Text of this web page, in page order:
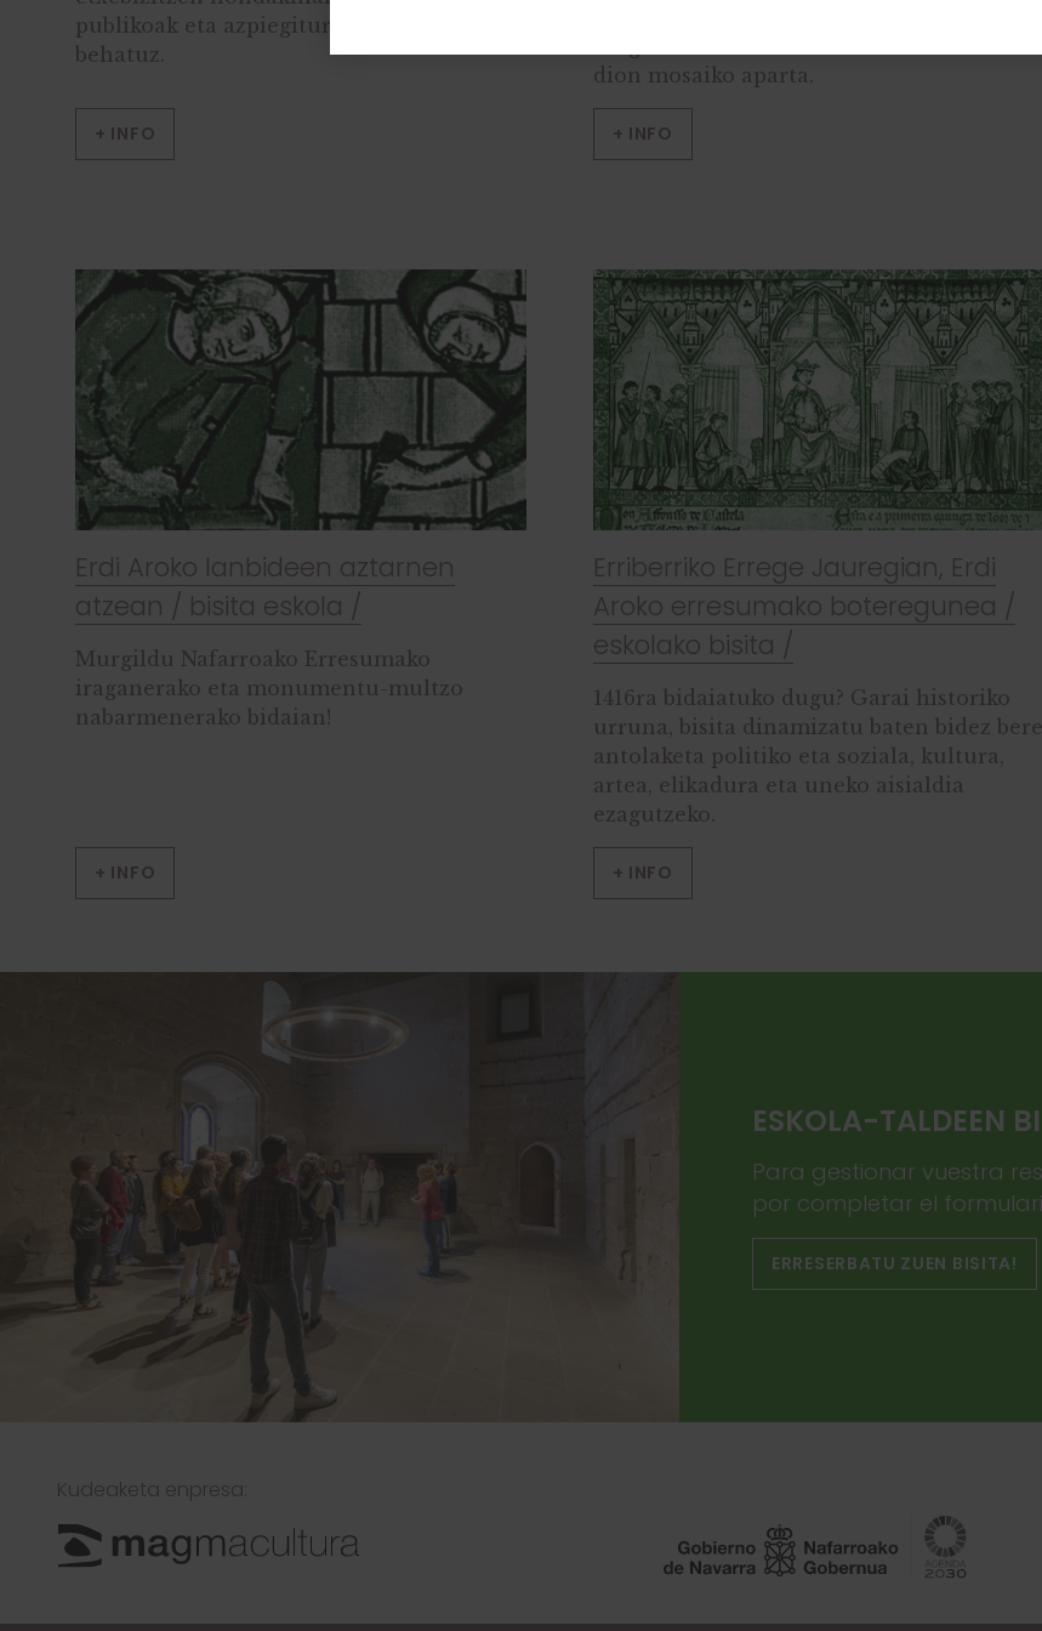
publikoak eta azpiegitura hidraulikoak
behatuz.
+ INFO
dion mosaiko aparta.
+ INFO
Erdi Aroko lanbideen aztarnen
atzean / bisita eskola /
Murgildu Nafarroako Erresumako
iraganerako eta monumentu-multzo
nabarmenerako bidaian!
+ INFO
Erriberriko Errege Jauregian, Erdi
Aroko erresumako boteregunea /
eskolako bisita /
1416ra bidaiatuko dugu? Garai historiko
urruna, bisita dinamizatu baten bidez bere
antolaketa politiko eta soziala, kultura,
artea, elikadura eta uneko aisialdia
ezagutzeko.
+ INFO
ESKOLA-TALDEEN
Para gestionar vuestra
por completar el
ERRESERBATU ZUEN BISITA!
Kudeaketa enpresa: